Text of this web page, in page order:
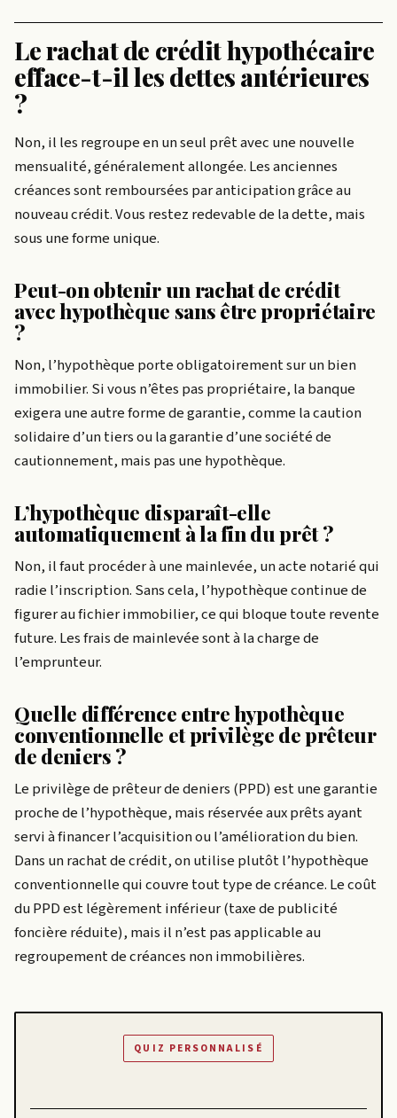
Le rachat de crédit hypothécaire
efface-t-il les dettes antérieures
?
Non, il les regroupe en un seul prêt avec une nouvelle
mensualité, généralement allongée. Les anciennes
créances sont remboursées par anticipation grâce au
nouveau crédit. Vous restez redevable de la dette, mais
sous une forme unique.
Peut-on obtenir un rachat de crédit
avec hypothèque sans être propriétaire
?
Non, l’hypothèque porte obligatoirement sur un bien
immobilier. Si vous n’êtes pas propriétaire, la banque
exigera une autre forme de garantie, comme la caution
solidaire d’un tiers ou la garantie d’une société de
cautionnement, mais pas une hypothèque.
L’hypothèque disparaît-elle
automatiquement à la fin du prêt ?
Non, il faut procéder à une mainlevée, un acte notarié qui
radie l’inscription. Sans cela, l’hypothèque continue de
figurer au fichier immobilier, ce qui bloque toute revente
future. Les frais de mainlevée sont à la charge de
l’emprunteur.
Quelle différence entre hypothèque
conventionnelle et privilège de prêteur
de deniers ?
Le privilège de prêteur de deniers (PPD) est une garantie
proche de l’hypothèque, mais réservée aux prêts ayant
servi à financer l’acquisition ou l’amélioration du bien.
Dans un rachat de crédit, on utilise plutôt l’hypothèque
conventionnelle qui couvre tout type de créance. Le coût
du PPD est légèrement inférieur (taxe de publicité
foncière réduite), mais il n’est pas applicable au
regroupement de créances non immobilières.
QUIZ PERSONNALISÉ